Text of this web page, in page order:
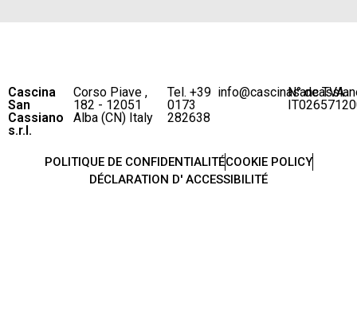
Cascina
San
Cassiano
s.r.l.
Corso Piave ,
182 - 12051
Alba (CN) Italy
Tel. +39
0173
282638
N° de TVA
POLITIQUE DE CONFIDENTIALITÉCOOKIE POLICY
DÉCLARATION D' ACCESSIBILITÉ